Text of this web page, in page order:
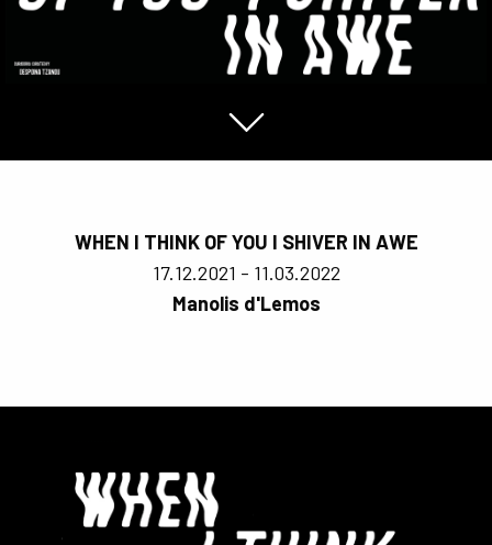
WHEN I THINK OF YOU I SHIVER IN AWE
17.12.2021 - 11.03.2022
Manolis d'Lemos